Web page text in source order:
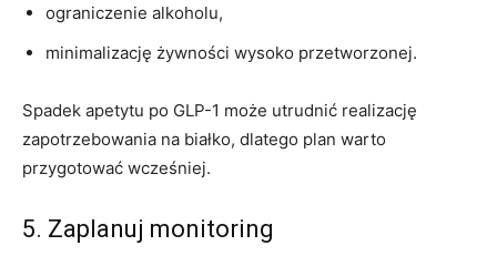
ograniczenie alkoholu,
minimalizację żywności wysoko przetworzonej.
Spadek apetytu po GLP-1 może utrudnić realizację
zapotrzebowania na białko, dlatego plan warto
przygotować wcześniej.
5. Zaplanuj monitoring